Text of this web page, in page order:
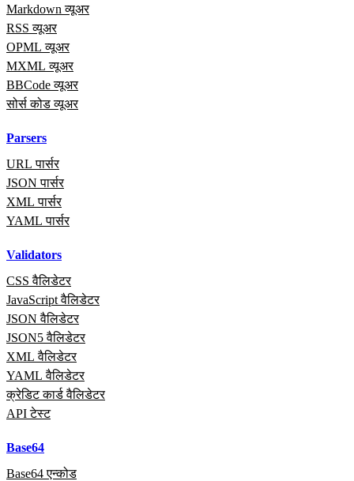
Markdown व्यूअर
RSS व्यूअर
OPML व्यूअर
MXML व्यूअर
BBCode व्यूअर
सोर्स कोड व्यूअर
Parsers
URL पार्सर
JSON पार्सर
XML पार्सर
YAML पार्सर
Validators
CSS वैलिडेटर
JavaScript वैलिडेटर
JSON वैलिडेटर
JSON5 वैलिडेटर
XML वैलिडेटर
YAML वैलिडेटर
क्रेडिट कार्ड वैलिडेटर
API टेस्ट
Base64
Base64 एन्कोड